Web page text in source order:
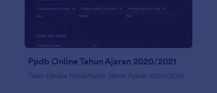
Ppdb Online Tahun Ajaran 2020/2021
Telah Dibuka Pendaftaran Tahun Ajaran 2020/2021